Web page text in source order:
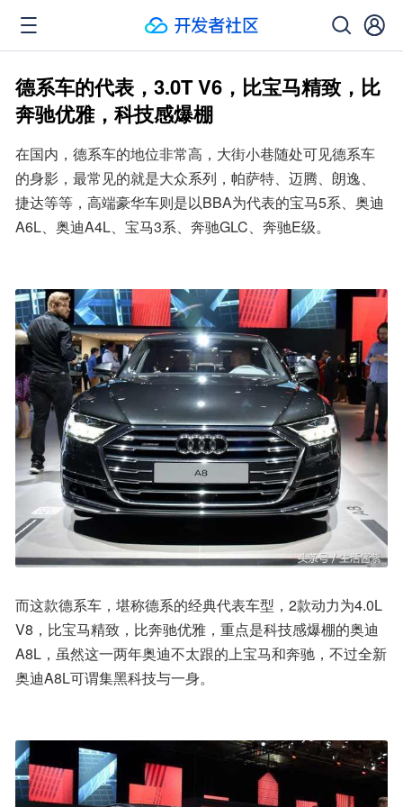
德系车的代表，3.0T V6，比宝马精致，比
奔驰优雅，科技感爆棚
在国内，德系车的地位非常高，大街小巷随处可见德系车
的身影，最常见的就是大众系列，帕萨特、迈腾、朗逸、
捷达等等，高端豪华车则是以BBA为代表的宝马5系、奥迪
A6L、奥迪A4L、宝马3系、奔驰GLC、奔驰E级。
而这款德系车，堪称德系的经典代表车型，2款动力为4.0L
V8，比宝马精致，比奔驰优雅，重点是科技感爆棚的奥迪
A8L，虽然这一两年奥迪不太跟的上宝马和奔驰，不过全新
奥迪A8L可谓集黑科技与一身。